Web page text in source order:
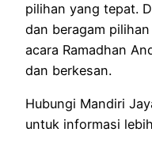
pilihan yang tepat.
dan beragam
acara Ramadhan
dan berkesan.
Hubungi Mandiri
untuk informasi